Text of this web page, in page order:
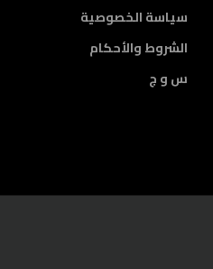
سياسة الخصوصية
الشروط والأحكام
س و ج